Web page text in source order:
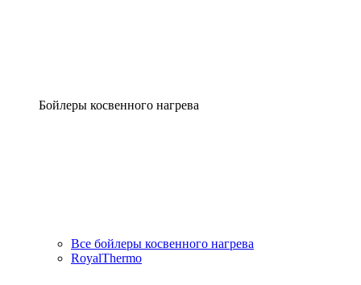
Бойлеры косвенного нагрева
Все бойлеры косвенного нагрева
RoyalThermo